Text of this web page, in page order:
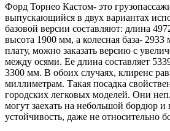
Форд Торнео Кастом- это
выпускающийся в двух вариантах
базовой версии составляют: длина
высота 1900 мм, а колесная база-
плату, можно заказать версию с
между осями. Ее длина составляет
3300 мм. В обоих случаях, клиренс
миллиметрам. Такая посадка
городских легковых моделей. Они
могут заехать на небольшой бордюр и
устойчивость, даже не относительно